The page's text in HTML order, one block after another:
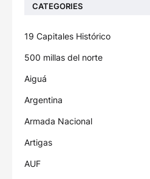
CATEGORIES
19 Capitales Histórico
500 millas del norte
Aiguá
Argentina
Armada Nacional
Artigas
AUF